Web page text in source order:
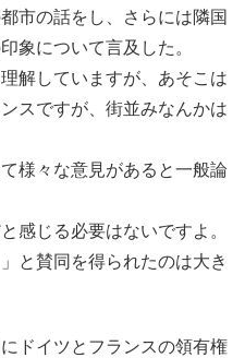
市の話をし、さらには隣国
象について言及した。
解していますが、あそこは
スですが、街並みなんかは
様々な意見があると一般論
感じる必要はないですよ。
と賛同を得られたのは大き
ドイツとフランスの領有権